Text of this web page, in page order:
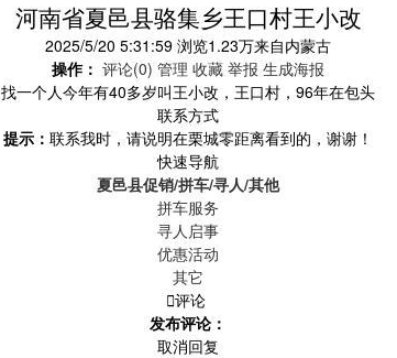
河南省夏邑县骆集乡王口村王小改
2025/5/20 5:31:59 浏览1.23万来自内蒙古
操作： 评论(0) 管理 收藏 举报 生成海报
找一个人今年有40多岁叫王小改，王口村，96年在包头
联系方式
提示： 联系我时，请说明在栗城零距离看到的，谢谢！
快速导航
夏邑县促销/拼车/寻人/其他
拼车服务
寻人启事
优惠活动
其它
评论
发布评论：
取消回复